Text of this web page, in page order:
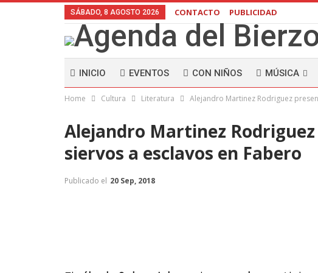
SÁBADO, 8 AGOSTO 2026 CONTACTO PUBLICIDAD
INICIO EVENTOS CON NIÑOS MÚSICA
Home Cultura Literatura Alejandro Martinez Rodriguez
Alejandro Martinez
siervos a esclavos en Fabero
Publicado el 20 Sep, 2018